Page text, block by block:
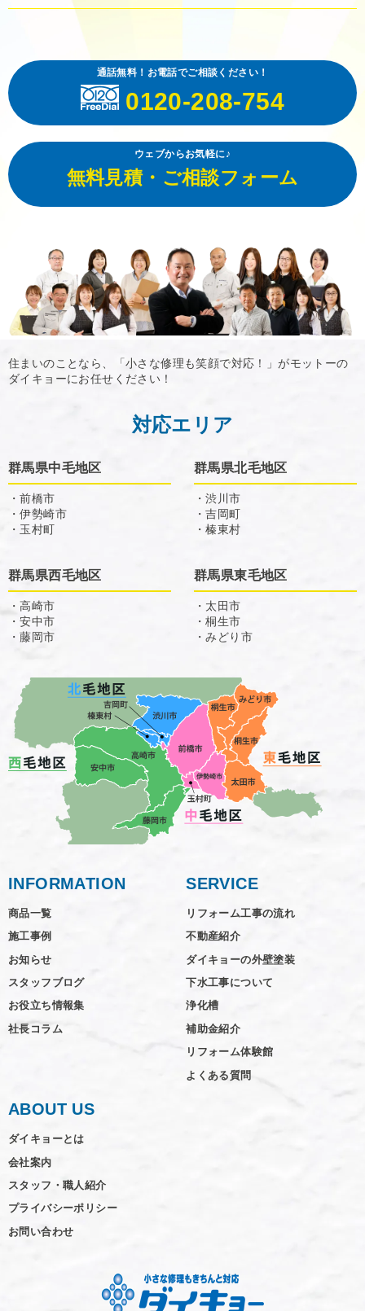
通話無料！お電話でご相談ください！
0120-208-754
ウェブからお気軽に♪
無料見積・ご相談フォーム
住まいのことなら、「小さな修理も笑顔で対応！」がモットーの
ダイキョーにお任せください！
対応エリア
群馬県中毛地区
・前橋市
・伊勢崎市
・玉村町
群馬県北毛地区
・渋川市
・吉岡町
・榛東村
群馬県西毛地区
・高崎市
・安中市
・藤岡市
群馬県東毛地区
・太田市
・桐生市
・みどり市
INFORMATION
商品一覧
施工事例
お知らせ
スタッフブログ
お役立ち情報集
社長コラム
SERVICE
リフォーム工事の流れ
不動産紹介
ダイキョーの外壁塗装
下水工事について
浄化槽
補助金紹介
リフォーム体験館
よくある質問
ABOUT US
ダイキョーとは
会社案内
スタッフ・職人紹介
プライバシーポリシー
お問い合わせ